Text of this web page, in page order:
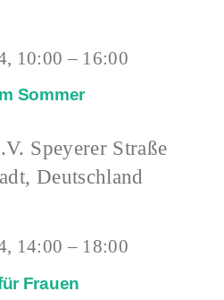
Sommer
10:00 – 16:00
Speyerer Straße
Deutschland
Frauen
14:00 – 18:00